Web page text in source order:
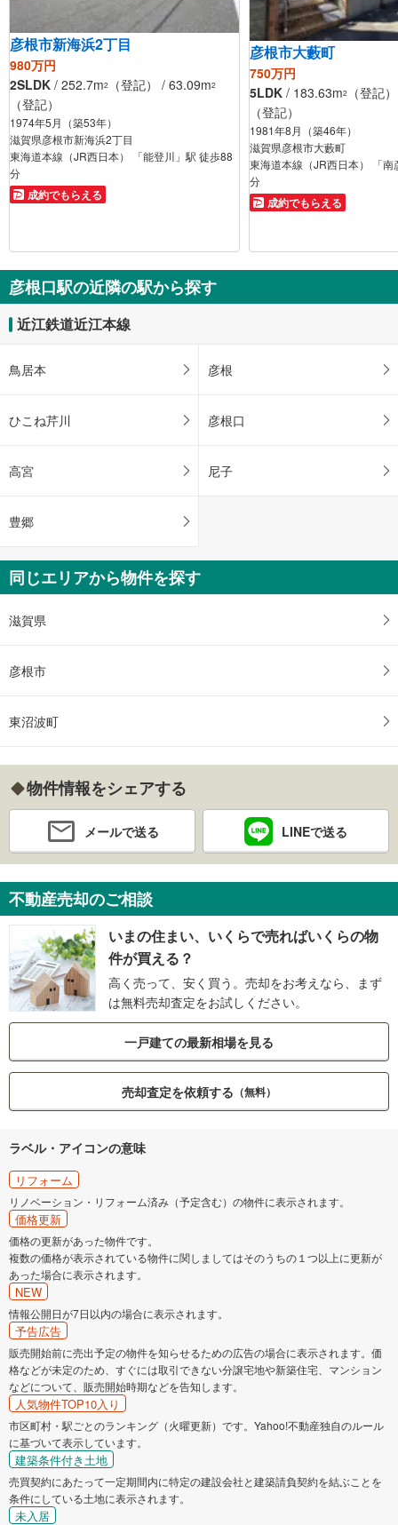
彦根市新海浜2丁目
980万円
2SLDK / 252.7m2 （登記） / 63.09m2
（登記）
1974年5月（築53年）
滋賀県彦根市新海浜2丁目
東海道本線（JR西日本） 「能登川」駅 徒歩88
分
成約でもらえる
彦根市大藪町
750万円
5LDK / 183.63m2
（登記
（登記）
1981年8月（築46年）
滋賀県彦根市大藪町
東海道本線（JR西日本） 「南
分
成約でもらえる
彦根口駅の近隣の駅から探す
近江鉄道近江本線
鳥居本 彦根
ひこね芹川 彦根口
高宮 尼子
豊郷
同じエリアから物件を探す
滋賀県
彦根市
東沼波町
物件情報をシェアする
メールで送る LINEで送る
不動産売却のご相談
いまの住まい、いくらで売ればいくらの物
件が買える？
高く売って、安く買う。売却をお考えなら、まず
は無料売却査定をお試しください。
一戸建ての最新相場を見る
売却査定を依頼する （無料）
ラベル・アイコンの意味
リフォーム
リノベーション・リフォーム済み（予定含む）の物件に表示されます。
価格更新
価格の更新があった物件です。
複数の価格が表示されている物件に関しましてはそのうちの１つ以上に更新が
あった場合に表示されます。
NEW
情報公開日が7日以内の場合に表示されます。
予告広告
販売開始前に売出予定の物件を知らせるための広告の場合に表示されます。価
格などが未定のため、すぐには取引できない分譲宅地や新築住宅、マンション
などについて、販売開始時期などを告知します。
人気物件TOP10入り
市区町村・駅ごとのランキング（火曜更新）です。Yahoo!不動産独自のルール
に基づいて表示しています。
建築条件付き土地
売買契約にあたって一定期間内に特定の建設会社と建築請負契約を結ぶことを
条件にしている土地に表示されます。
未入居